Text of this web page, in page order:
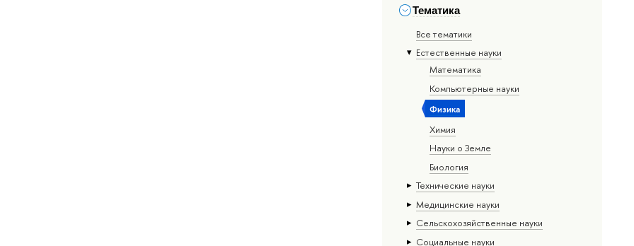
Тематика
Все тематики
Естественные науки
Математика
Компьютерные науки
Физика
Химия
Науки о Земле
Биология
Тех­ничес­кие науки
Медицинские науки
Сельскохозяйственные науки
Социальные науки